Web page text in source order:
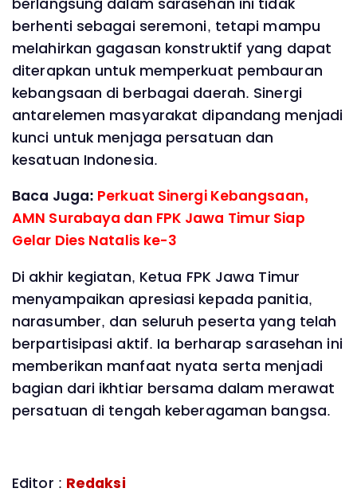
berhenti sebagai seremoni, tetapi mampu
melahirkan gagasan konstruktif yang dapat
diterapkan untuk memperkuat pembauran
kebangsaan di berbagai daerah. Sinergi
antarelemen masyarakat dipandang menjadi
kunci untuk menjaga persatuan dan
kesatuan Indonesia.
Baca Juga: Perkuat Sinergi Kebangsaan,
AMN Surabaya dan FPK Jawa Timur Siap
Gelar Dies Natalis ke-3
Di akhir kegiatan, Ketua FPK Jawa Timur
menyampaikan apresiasi kepada panitia,
narasumber, dan seluruh peserta yang telah
berpartisipasi aktif. Ia berharap sarasehan ini
memberikan manfaat nyata serta menjadi
bagian dari ikhtiar bersama dalam merawat
persatuan di tengah keberagaman bangsa.
Editor : Redaksi